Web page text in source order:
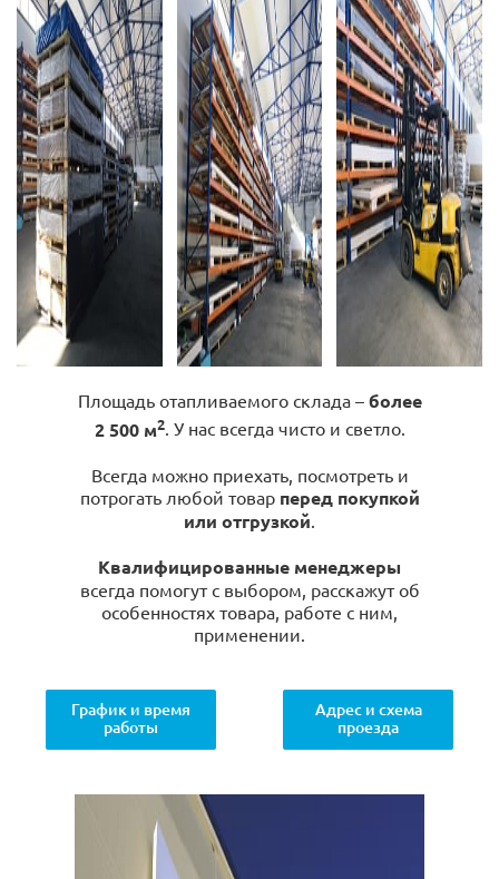
Площадь отапливаемого склада – более
2 500 м2. У нас всегда чисто и светло.
Всегда можно приехать, посмотреть и
потрогать любой товар перед покупкой
или отгрузкой
Квалифицированные менеджеры
всегда помогут с выбором, расскажут об
особенностях товара, работе с ним,
применении.
График и время
работы
Адрес и схема
проезда